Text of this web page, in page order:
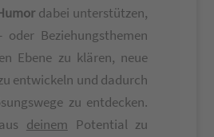
dabei unterstützen,
oder Beziehungsthemen
Ebene zu klären, neue
entwickeln und dadurch
zu entdecken.
deinem Potential zu